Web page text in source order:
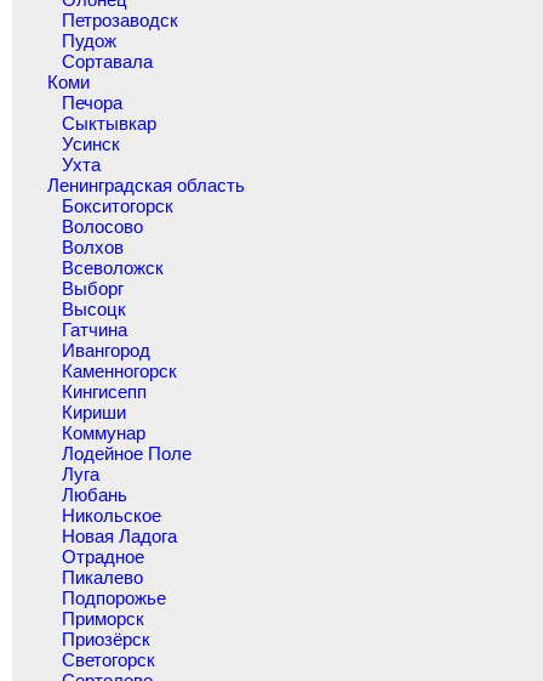
Петрозаводск
Пудож
Сортавала
Коми
Печора
Сыктывкар
Усинск
Ухта
Ленинградская область
Бокситогорск
Волосово
Волхов
Всеволожск
Выборг
Высоцк
Гатчина
Ивангород
Каменногорск
Кингисепп
Кириши
Коммунар
Лодейное Поле
Луга
Любань
Никольское
Новая Ладога
Отрадное
Пикалево
Подпорожье
Приморск
Приозёрск
Светогорск